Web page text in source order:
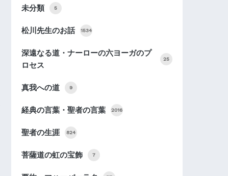
未分類 5
松川先生のお話 1534
深遠なる道・ナーローの六ヨーガのプ
ロセス
25
真我への道 9
経典の言葉・聖者の言葉 2016
聖者の生涯 824
菩薩道の虹の宝飾 7